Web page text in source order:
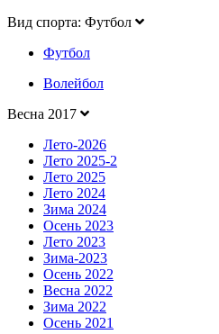
Вид спорта: Футбол
Футбол
Волейбол
Весна 2017
Лето-2026
Лето 2025-2
Лето 2025
Лето 2024
Зима 2024
Осень 2023
Лето 2023
Зима-2023
Осень 2022
Весна 2022
Зима 2022
Осень 2021